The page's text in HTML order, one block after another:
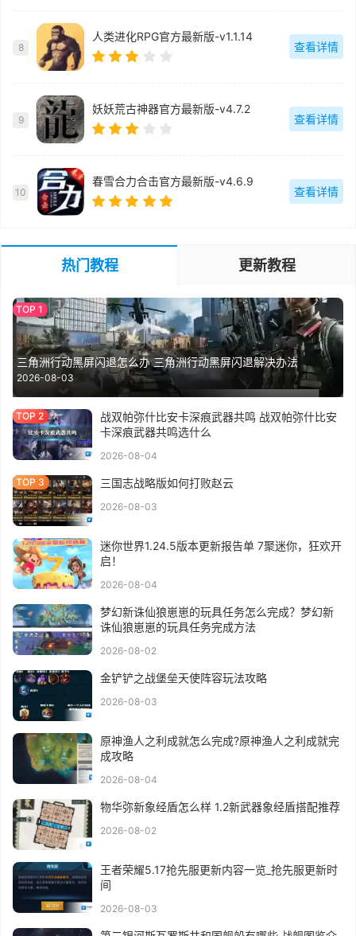
8
人类进化RPG官方最新版-v1.1.14
查看详情
9
妖妖荒古神器官方最新版-v4.7.2
查看详情
10
春雪合力合击官方最新版-v4.6.9
查看详情
热门教程 更新教程
三角洲行动黑屏闪退怎么办 三角洲行动黑屏闪退解决办法
2026-08-03
战双帕弥什比安卡深痕武器共鸣 战双帕弥什比安
卡深痕武器共鸣选什么
2026-08-04
三国志战略版如何打败赵云
2026-08-03
迷你世界1.24.5版本更新报告单 7聚迷你，狂欢开
启！
2026-08-04
梦幻新诛仙狼崽崽的玩具任务怎么完成？梦幻新
诛仙狼崽崽的玩具任务完成方法
2026-08-02
金铲铲之战堡垒天使阵容玩法攻略
2026-08-03
原神渔人之利成就怎么完成?原神渔人之利成就完
成攻略
2026-08-04
物华弥新象经盾怎么样 1.2新武器象经盾搭配推荐
2026-08-02
王者荣耀5.17抢先服更新内容一览_抢先服更新时
间
2026-08-03